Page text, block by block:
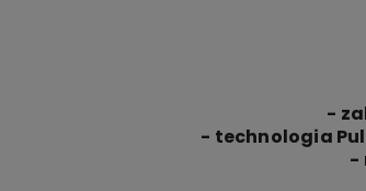
-
- technologia
-